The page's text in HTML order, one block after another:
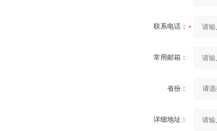
联系电话：
常用邮箱：
省份：
详细地址：